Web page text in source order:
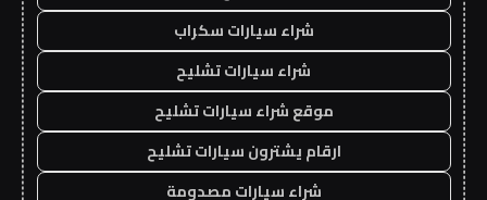
شراء سيارات سكراب
شراء سيارات تشليح
موقع شراء سيارات تشليح
ارقام يشترون سيارات تشليح
شراء سيارات مصدومة